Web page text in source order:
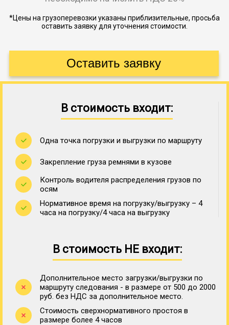
*Цены на грузоперевозки указаны приблизительные, просьба
оставить заявку для уточнения стоимости.
В стоимость входит:
Одна точка погрузки и выгрузки по маршруту
Закрепление груза ремнями в кузове
Контроль водителя распределения грузов по
осям
Нормативное время на погрузку/выгрузку – 4
часа на погрузку/4 часа на выгрузку
В стоимость НЕ входит:
Дополнительное место загрузки/выгрузки по
маршруту следования - в размере от 500 до 2000
руб. без НДС за дополнительное место.
Стоимость сверхнормативного простоя в
размере более 4 часов